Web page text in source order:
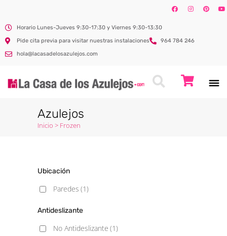
Horario Lunes-Jueves 9:30-17:30 y Viernes 9:30-13:30
Pide cita previa para visitar nuestras instalaciones
964 784 246
hola@lacasadelosazulejos.com
Azulejos
Inicio > Frozen
Ubicación
Paredes (1)
Antideslizante
No Antideslizante (1)